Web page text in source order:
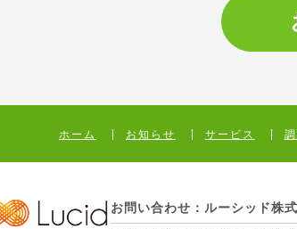
ホーム お知らせ サービス
お問い合わせ：ルーシッド株